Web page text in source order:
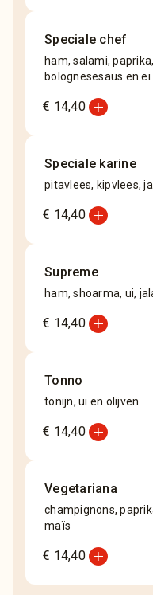
Speciale chef
ham, salami,
bolognesesaus en ei
€ 14,40add_circle
Speciale karine
pitavlees, kipvlees,
€ 14,40add_circle
Supreme
ham, shoarma, ui,
€ 14,40add_circle
Tonno
tonijn, ui en olijven
€ 14,40add_circle
Vegetariana
champignons,
maïs
€ 14,40add_circle